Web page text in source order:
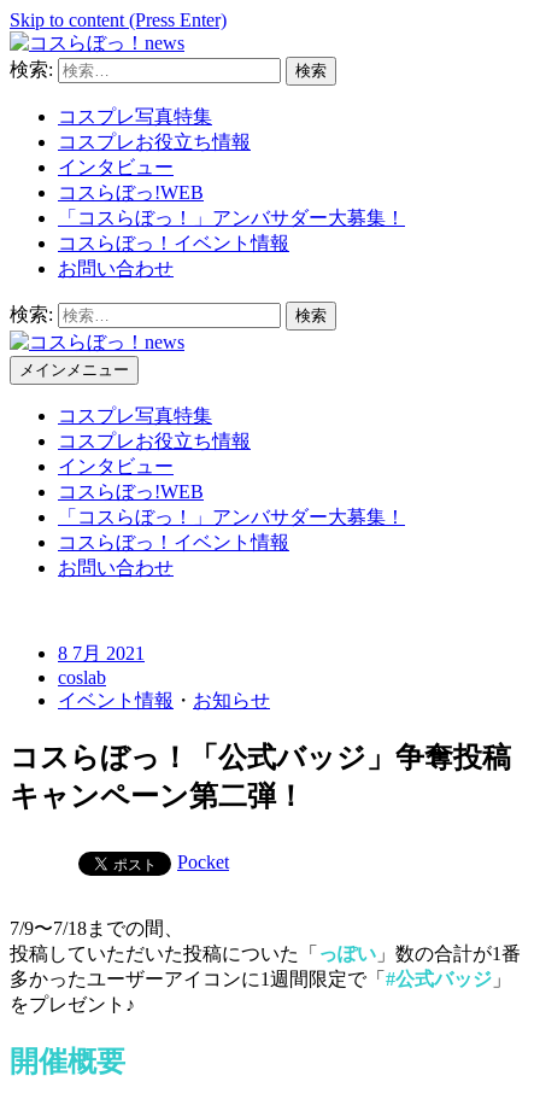
Skip to content (Press Enter)
コスらぼっ！news
検索:
コスプレ写真特集
コスプレお役立ち情報
インタビュー
コスらぼっ!WEB
「コスらぼっ！」アンバサダー大募集！
コスらぼっ！イベント情報
お問い合わせ
検索:
コスらぼっ！news
メインメニュー
コスプレ写真特集
コスプレお役立ち情報
インタビュー
コスらぼっ!WEB
「コスらぼっ！」アンバサダー大募集！
コスらぼっ！イベント情報
お問い合わせ
8 7月 2021
coslab
イベント情報 ・ お知らせ
コスらぼっ！「公式バッジ」争奪投稿
キャンペーン第二弾！
Pocket
7/9〜7/18までの間、
投稿していただいた投稿についた「 っぽい 」数の合計が1番
多かったユーザーアイコンに1週間限定で「 #公式バッジ 」
をプレゼント♪
開催概要